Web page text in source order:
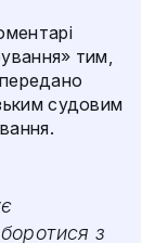
тим,
судовим
з